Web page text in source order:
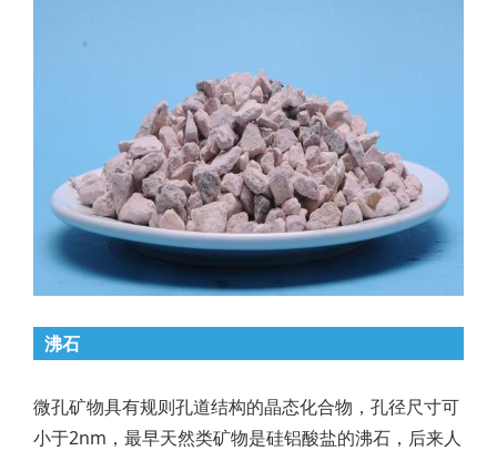
沸石
微孔矿物具有规则孔道结构的晶态化合物，孔径尺寸可
小于2nm，最早天然类矿物是硅铝酸盐的沸石，后来人